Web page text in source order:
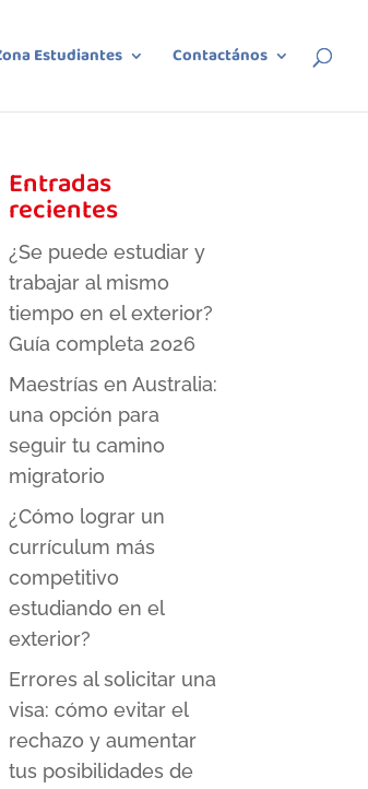
Estudiantes Contactános
Entradas
recientes
¿Se puede estudiar y
trabajar al mismo
tiempo en el exterior?
Guía completa 2026
Maestrías en Australia:
una opción para
seguir tu camino
migratorio
¿Cómo lograr un
currículum más
competitivo
estudiando en el
exterior?
Errores al solicitar una
visa: cómo evitar el
rechazo y aumentar
tus posibilidades de